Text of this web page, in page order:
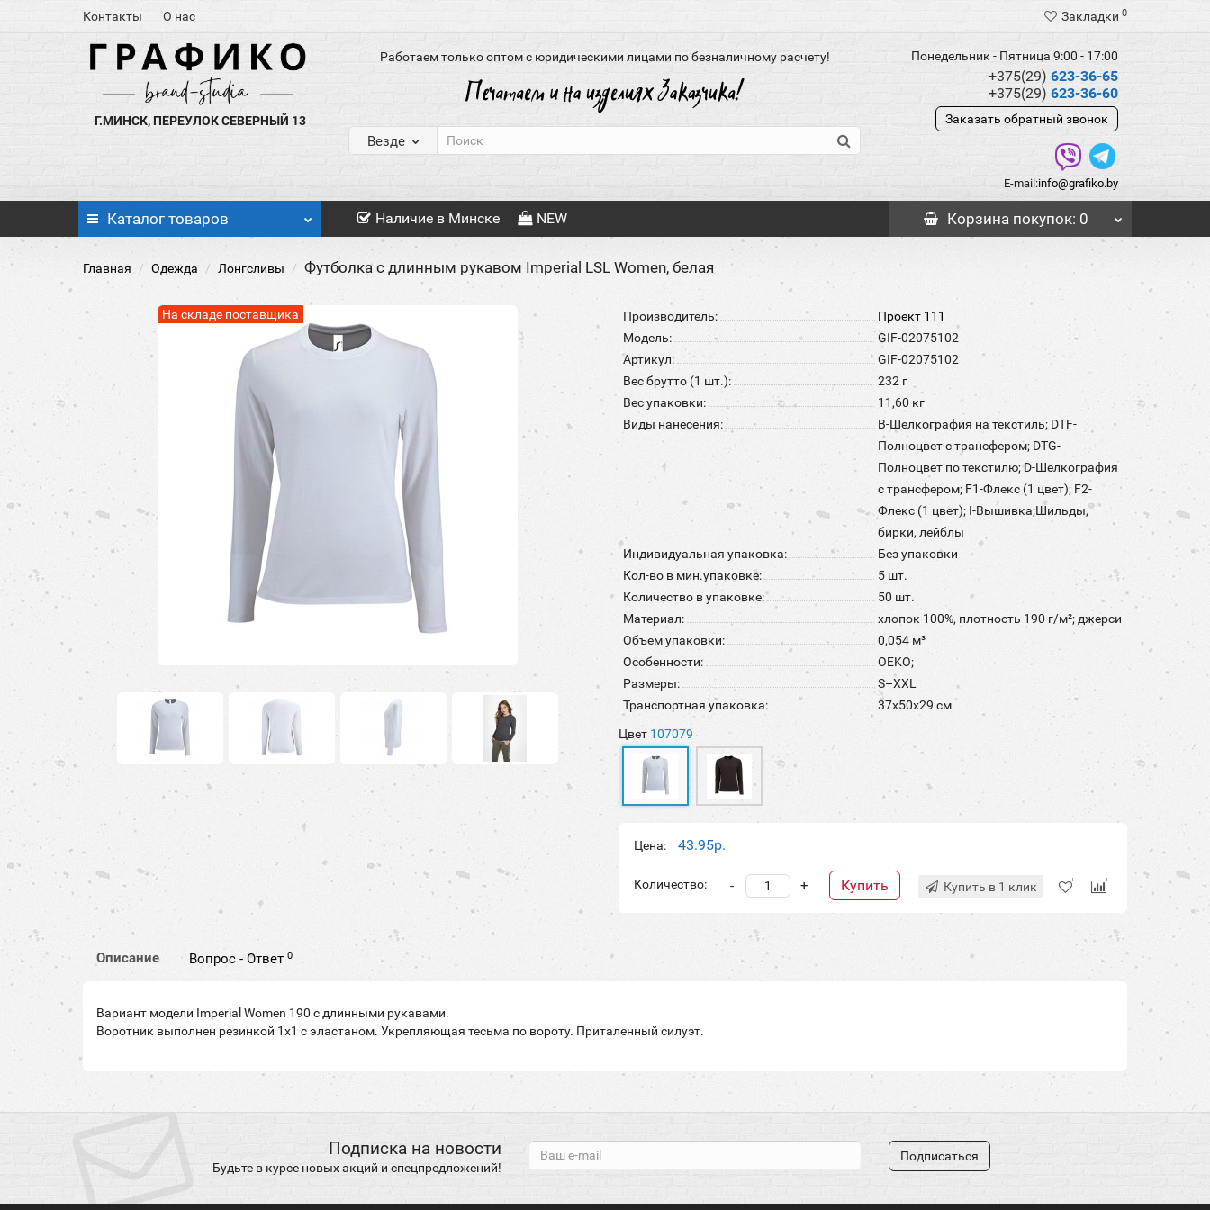
Контакты О нас Закладки 0
Г.МИНСК, ПЕРЕУЛОК СЕВЕРНЫЙ 13
Работаем только оптом с юридическими лицами по безналичному расчету!
Везде
Понедельник - Пятница 9:00 - 17:00
+375(29) 623-36-65
+375(29) 623-36-60
Заказать обратный звонок
E-mail:info@grafiko.by
Каталог товаров Наличие в Минске NEW Корзина покупок: 0
Главная Одежда Лонгсливы Футболка с длинным рукавом Imperial LSL Women, белая
На складе поставщика Производитель:
Проект 111
Модель:
GIF-02075102
Артикул:
GIF-02075102
Вес брутто (1 шт.):
232 г
Вес упаковки:
11,60 кг
Виды нанесения:
B-Шелкография на текстиль; DTF-
Полноцвет с трансфером; DTG-
Полноцвет по текстилю; D-Шелкография
с трансфером; F1-Флекс (1 цвет); F2-
Флекс (1 цвет); I-Вышивка;Шильды,
бирки, лейблы
Индивидуальная упаковка:
Без упаковки
Кол-во в мин.упаковке:
5 шт.
Количество в упаковке:
50 шт.
Материал:
хлопок 100%, плотность 190 г/м²; джерси
Объем упаковки:
0,054 м³
Особенности:
OEKO;
Размеры:
S–XXL
Транспортная упаковка:
37x50x29 см
Цвет 107079
Цена: 43.95р.
Количество: +
- Купить Купить в 1 клик
Описание Вопрос - Ответ0
Вариант модели Imperial Women 190 с длинными рукавами.
Воротник выполнен резинкой 1х1 с эластаном. Укрепляющая тесьма по вороту. Приталенный силуэт.
Подписка на новости
Будьте в курсе новых акций и спецпредложений!
Подписаться